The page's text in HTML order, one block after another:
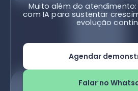
Muito além do
com IA para sustentar
evolução
Agendar
Falar no